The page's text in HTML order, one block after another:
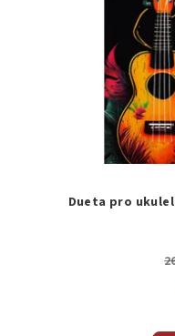
Dueta pro